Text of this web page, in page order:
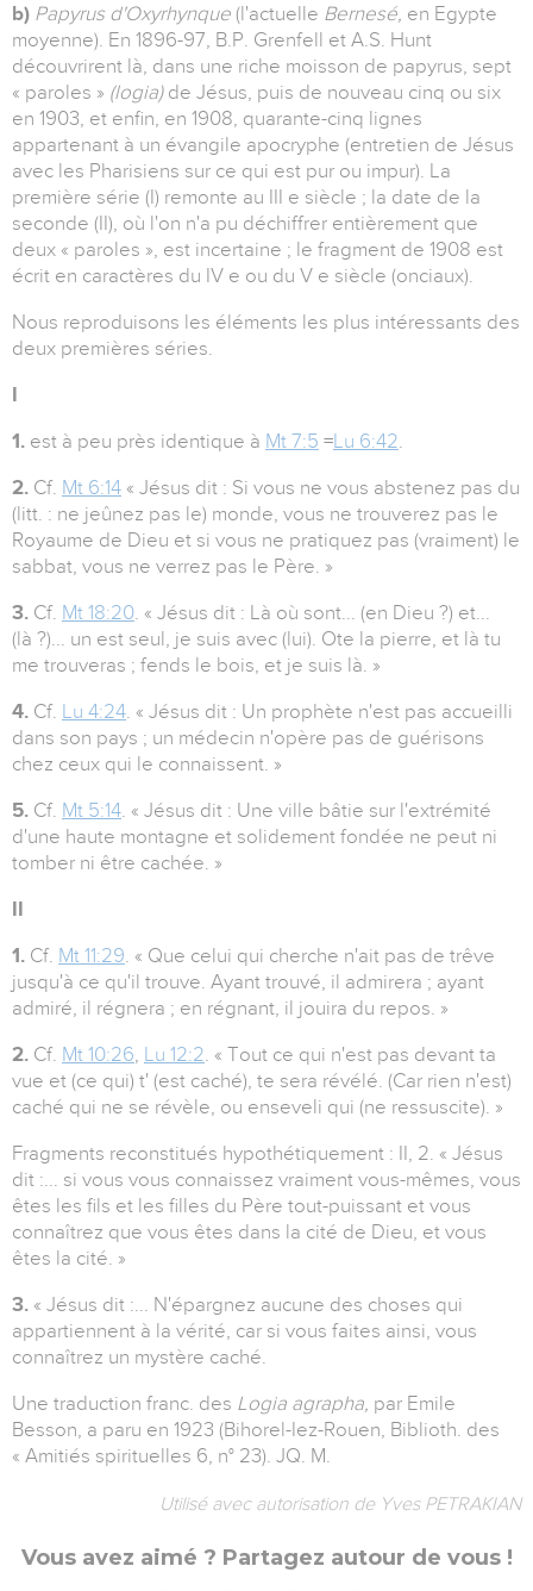
b) Papyrus d'Oxyrhynque (l'actuelle Bernesé, en Egypte
moyenne). En 1896-97, B.P. Grenfell et A.S. Hunt
découvrirent là, dans une riche moisson de papyrus, sept
« paroles » (logia) de Jésus, puis de nouveau cinq ou six
en 1903, et enfin, en 1908, quarante-cinq lignes
appartenant à un évangile apocryphe (entretien de Jésus
avec les Pharisiens sur ce qui est pur ou impur). La
première série (I) remonte au III e siècle ; la date de la
seconde (II), où l'on n'a pu déchiffrer entièrement que
deux « paroles », est incertaine ; le fragment de 1908 est
écrit en caractères du IV e ou du V e siècle (onciaux).
Nous reproduisons les éléments les plus intéressants des
deux premières séries.
1. est à peu près identique à Mt 7:5 =Lu 6:42.
2. Cf. Mt 6:14 « Jésus dit : Si vous ne vous abstenez pas du
(litt. : ne jeûnez pas le) monde, vous ne trouverez pas le
Royaume de Dieu et si vous ne pratiquez pas (vraiment) le
sabbat, vous ne verrez pas le Père. »
3. Cf. Mt 18:20. « Jésus dit : Là où sont... (en Dieu ?) et...
(là ?)... un est seul, je suis avec (lui). Ote la pierre, et là tu
me trouveras ; fends le bois, et je suis là. »
4. Cf. Lu 4:24. « Jésus dit : Un prophète n'est pas accueilli
dans son pays ; un médecin n'opère pas de guérisons
chez ceux qui le connaissent. »
5. Cf. Mt 5:14. « Jésus dit : Une ville bâtie sur l'extrémité
d'une haute montagne et solidement fondée ne peut ni
tomber ni être cachée. »
1. Cf. Mt 11:29. « Que celui qui cherche n'ait pas de trêve
jusqu'à ce qu'il trouve. Ayant trouvé, il admirera ; ayant
admiré, il régnera ; en régnant, il jouira du repos. »
2. Cf. Mt 10:26, Lu 12:2. « Tout ce qui n'est pas devant ta
vue et (ce qui) t' (est caché), te sera révélé. (Car rien n'est)
caché qui ne se révèle, ou enseveli qui (ne ressuscite). »
Fragments reconstitués hypothétiquement : II, 2. « Jésus
dit :... si vous vous connaissez vraiment vous-mêmes, vous
êtes les fils et les filles du Père tout-puissant et vous
connaîtrez que vous êtes dans la cité de Dieu, et vous
êtes la cité. »
3. « Jésus dit :... N'épargnez aucune des choses qui
appartiennent à la vérité, car si vous faites ainsi, vous
connaîtrez un mystère caché.
Une traduction franc. des Logia agrapha, par Emile
Besson, a paru en 1923 (Bihorel-Iez-Rouen, Biblioth. des
« Amitiés spirituelles 6, n° 23). JQ. M.
Utilisé avec autorisation de Yves PETRAKIAN
Vous avez aimé ? Partagez autour de vous !